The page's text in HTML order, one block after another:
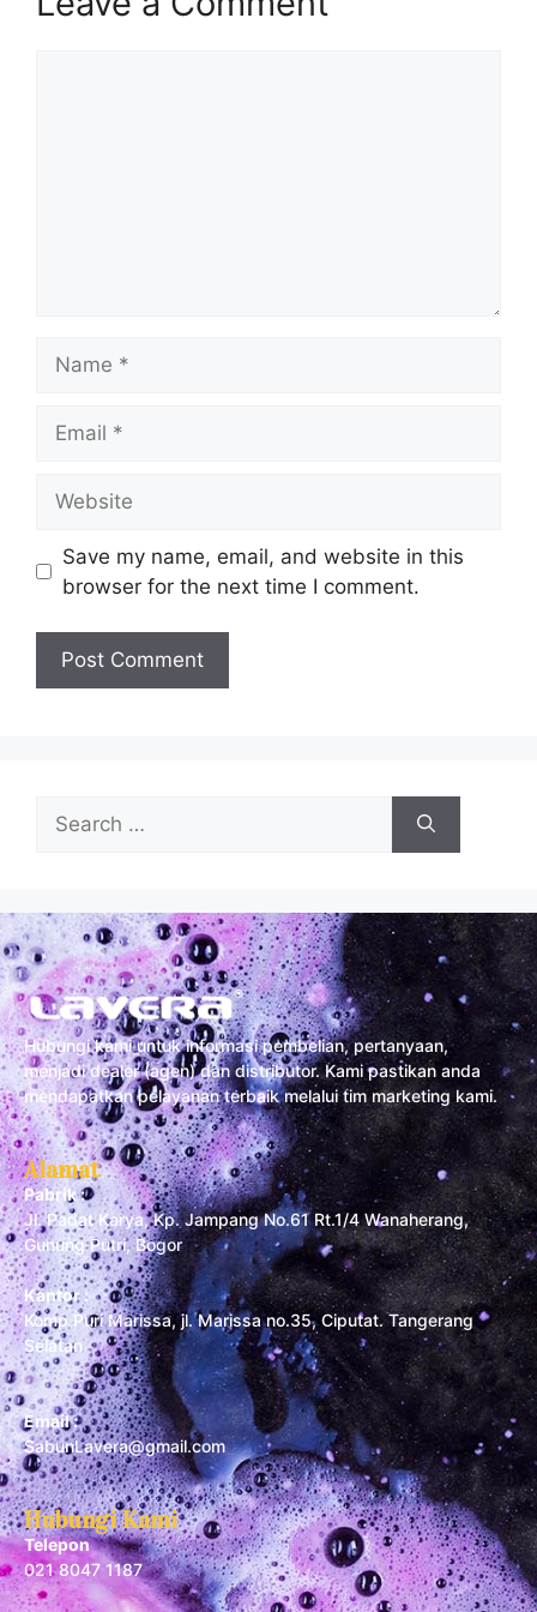
Save my name, email, and website in this
browser for the next time I comment.
Hubungi kami untuk informasi pembelian, pertanyaan,
menjadi dealer (agen) dan distributor. Kami pastikan anda
mendapatkan pelayanan terbaik melalui tim marketing kami.
Alamat
Pabrik :
Jl. Padat Karya, Kp. Jampang No.61 Rt.1/4 Wanaherang,
Gunung Putri, Bogor
Kantor :
Komp Puri Marissa, jl. Marissa no.35, Ciputat. Tangerang
Selatan
Email :
SabunLavera@gmail.com
Hubungi Kami
Telepon
021 8047 1187